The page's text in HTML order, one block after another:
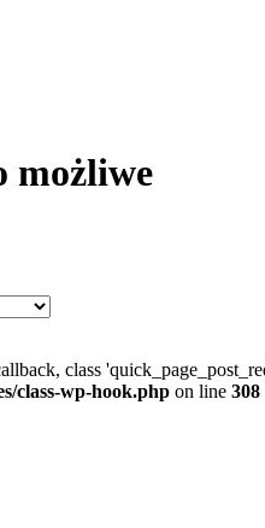
możliwe
class
class-wp-hook.php on line 308